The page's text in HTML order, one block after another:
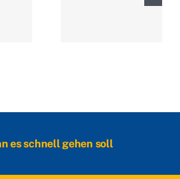
es schnell gehen soll